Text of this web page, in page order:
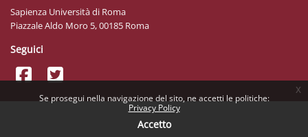
Se prosegui nella navigazione del sito, ne accetti le politiche:
Privacy Policy
Accetto
x
Sapienza Università di Roma
Piazzale Aldo Moro 5, 00185 Roma
Seguici